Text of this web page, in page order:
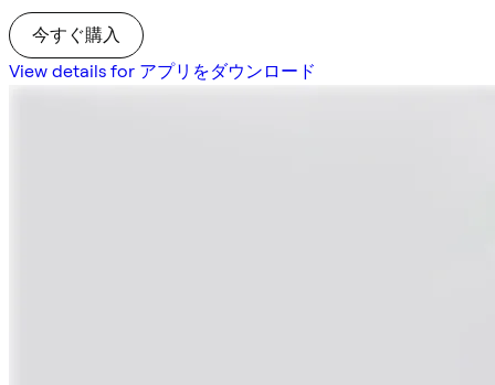
今すぐ購入
View details for アプリをダウンロード